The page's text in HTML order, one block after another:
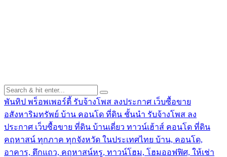
พันทิป พร็อพเพอร์ตี้ รับจ้างโพส ลงประกาศ เว็บซื้อขาย
อสังหาริมทรัพย์ บ้าน คอนโด ที่ดิน ชั้นนำ รับจ้างโพส ลง
ประกาศ เว็บซื้อขาย ที่ดิน บ้านเดี่ยว ทาวน์เฮ้าส์ คอนโด ที่ดิน
คฤหาสน์ ทุกภาค ทุกจังหวัด ในประเทศไทย บ้าน, คอนโด,
อาคาร, ตึกแถว, คฤหาสน์หรู, ทาวน์โฮม, โฮมออฟฟิศ, ให้เช่า